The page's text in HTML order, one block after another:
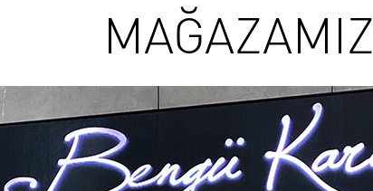
MAĞAZAMIZ